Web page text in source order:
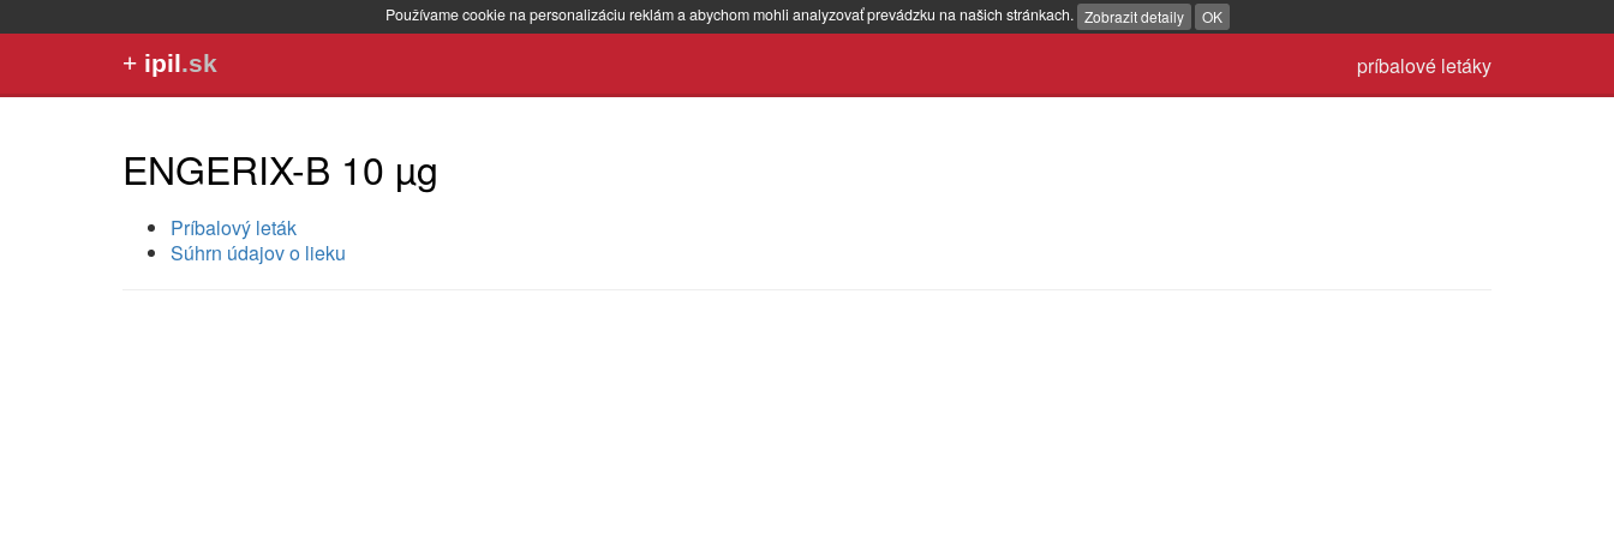
Používame cookie na personalizáciu reklám a abychom mohli analyzovať prevádzku na našich stránkach. Zobrazit detaily OK
príbalové letáky
+ ipil.sk
ENGERIX-B 10 µg
Príbalový leták
Súhrn údajov o lieku